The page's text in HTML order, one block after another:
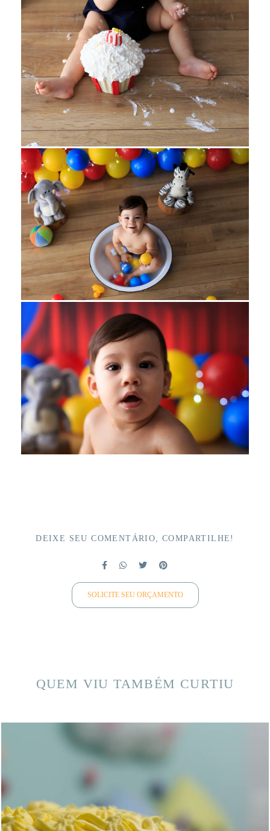
DEIXE SEU COMENTÁRIO, COMPARTILHE!
SOLICITE SEU ORÇAMENTO
QUEM VIU TAMBÉM CURTIU